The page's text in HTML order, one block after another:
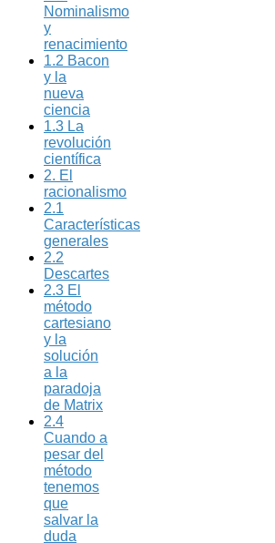
Nominalismo
y
renacimiento
1.2 Bacon
y la
nueva
ciencia
1.3 La
revolución
científica
2. El
racionalismo
2.1
Características
generales
2.2
Descartes
2.3 El
método
cartesiano
y la
solución
a la
paradoja
de Matrix
2.4
Cuando a
pesar del
método
tenemos
que
salvar la
duda